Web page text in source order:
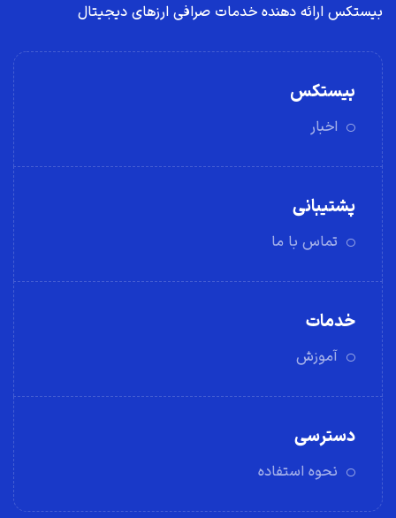
بیستکس ارائه دهنده خدمات صرافی ارز‌های دیجیتال
بیستکس
اخبار
پشتیبانی
تماس با ما
خدمات
آموزش
دسترسی
نحوه استفاده